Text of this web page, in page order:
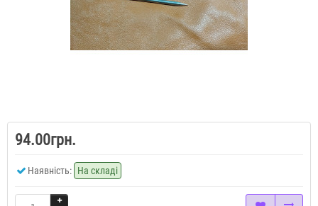
94.00грн.
Наявність: На складі